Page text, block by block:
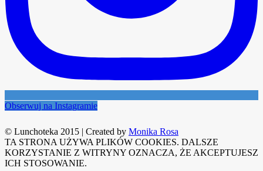
Obserwuj na Instagramie
© Lunchoteka 2015 | Created by Monika Rosa
TA STRONA UŻYWA PLIKÓW COOKIES. DALSZE
KORZYSTANIE Z WITRYNY OZNACZA, ŻE AKCEPTUJESZ
ICH STOSOWANIE.